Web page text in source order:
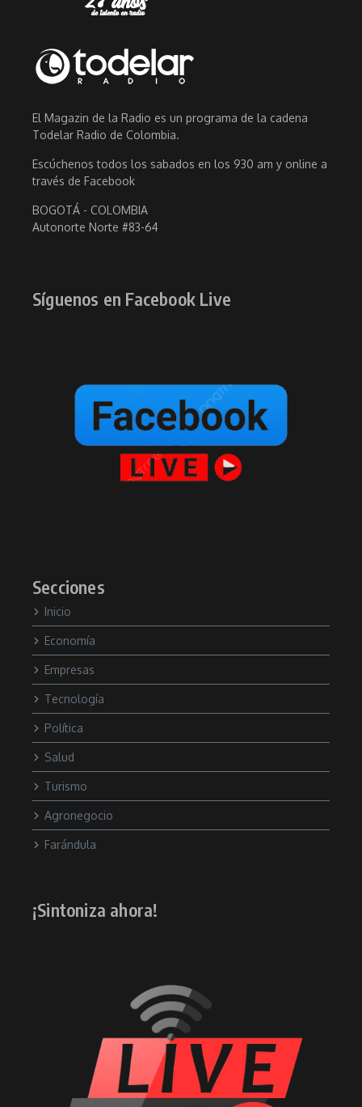
El Magazin de la Radio es un programa de la cadena
Todelar Radio de Colombia.
Escúchenos todos los sabados en los 930 am y online a
través de Facebook
BOGOTÁ - COLOMBIA
Autonorte Norte #83-64
Síguenos en Facebook Live
Secciones
Inicio
Economía
Empresas
Tecnología
Política
Salud
Turismo
Agronegocio
Farándula
¡Sintoniza ahora!